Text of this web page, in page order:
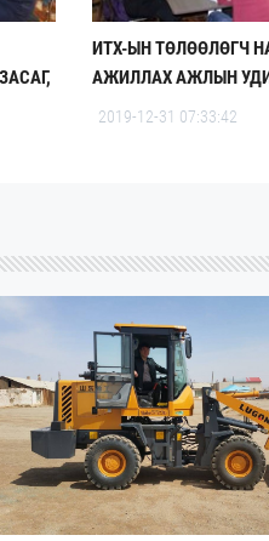
ИТХ-ЫН ТӨЛӨӨЛӨГЧ
АЖИЛЛАХ АЖЛЫН
2019-12-31 07:33:42